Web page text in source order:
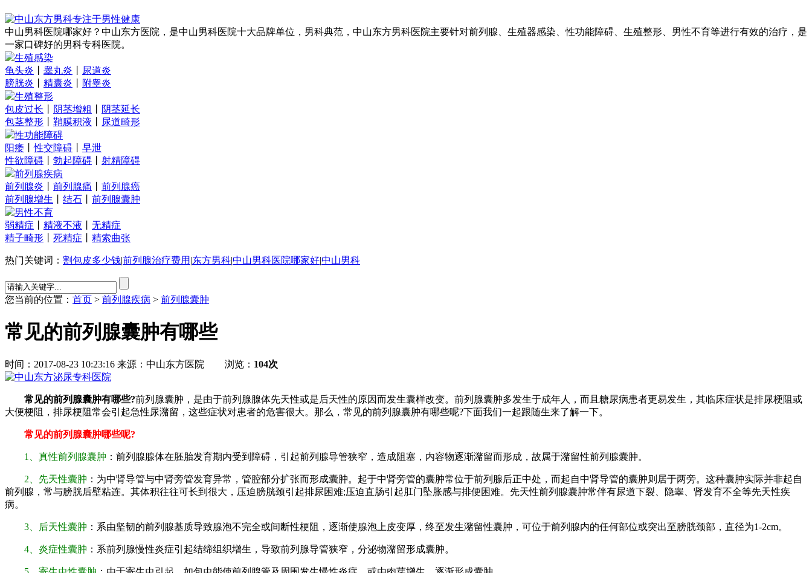
中山男科医院哪家好？中山东方医院，是中山男科医院十大品牌单位，男科典范，中山东方男科医院主要针对前列腺、生殖器感染、性功能障碍、生殖整形、男性不育等进行有效的治疗，是
一家口碑好的男科专科医院。
生殖感染
龟头炎
睾丸炎
尿道炎
膀胱炎
精囊炎
附睾炎
生殖整形
包皮过长
阴茎增粗
阴茎延长
包茎整形
鞘膜积液
尿道畸形
性功能障碍
阳痿 丨性交障碍
早泄
性欲障碍
勃起障碍
射精障碍
前列腺疾病
前列腺炎
前列腺痛
前列腺癌
前列腺增生
结石
前列腺囊肿
男性不育
弱精症
精液不液
无精症
精子畸形
死精症 精索曲张
热门关键词： 割包皮多少钱|前列腺治疗费用 |东方男科|中山男科医院哪家好|中山男科
您当前的位置： 首页 > 前列腺疾病 > 前列腺囊肿
常见的前列腺囊肿有哪些
时间：2017-08-23 10:23:16 来源： 中山东方医院 浏览： 104次
常见的前列腺囊肿有哪些?前列腺囊肿，是由于前列腺腺体先天性或是后天性的原因而发生囊样改变。前列腺囊肿多发生于成年人，而且糖尿病患者更易发生，其临床症状是排尿梗阻或
大便梗阻，排尿梗阻常会引起急性尿潴留，这些症状对患者的危害很大。那么，常见的前列腺囊肿有哪些呢?下面我们一起跟随生来了解一下。
常见的前列腺囊肿哪些呢?
1、真性前列腺囊肿 ：前列腺腺体在胚胎发育期内受到障碍，引起前列腺导管狭窄，造成阻塞，内容物逐渐潴留而形成，故属于潴留性前列腺囊肿。
2、先天性囊肿 ：为中肾导管与中肾旁管发育异常，管腔部分扩张而形成囊肿。起于中肾旁管的囊肿常位于前列腺后正中处，而起自中肾导管的囊肿则居于两旁。这种囊肿实际并非起自
前列腺，常与膀胱后壁粘连。其体积往往可长到很大，压迫膀胱颈引起排尿困难;压迫直肠引起肛门坠胀感与排便困难。先天性前列腺囊肿常伴有尿道下裂、隐睾、肾发育不全等先天性疾
病。
3、后天性囊肿 ：系由坚韧的前列腺基质导致腺泡不完全或间断性梗阻，逐渐使腺泡上皮变厚，终至发生潴留性囊肿，可位于前列腺内的任何部位或突出至膀胱颈部，直径为1-2cm。
4、炎症性囊肿 ：系前列腺慢性炎症引起结缔组织增生，导致前列腺导管狭窄，分泌物潴留形成囊肿。